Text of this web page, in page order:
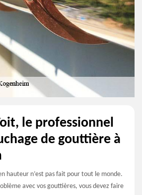
le professionnel
de gouttière à
hauteur n’est pas fait pour tout le monde.
avec vos gouttières, vous devez faire